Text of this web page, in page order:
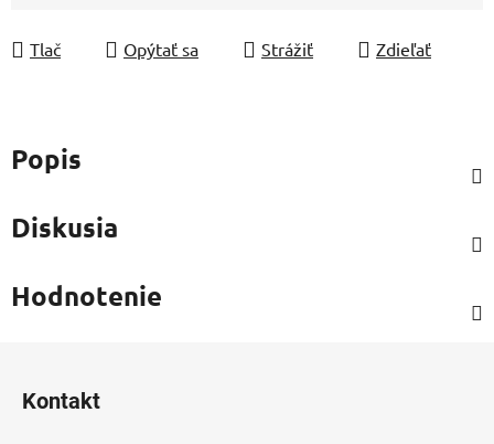
Tlač Opýtať sa Strážiť Zdieľať
Popis
Diskusia
Hodnotenie
Kontakt